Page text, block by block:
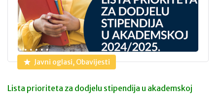
Javni oglasi, Obavijesti
Lista prioriteta za dodjelu stipendija u akademskoj